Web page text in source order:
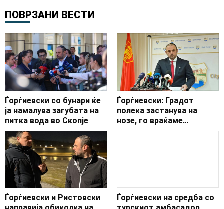
ПОВРЗАНИ ВЕСТИ
Ѓорѓиевски со бунари ќе
ја намалува загубата на
питка вода во Скопје
Ѓорѓиевски: Градот
полека застанува на
нозе, го враќаме
достоинството на
Ѓорѓиевски и Ристовски
Ѓорѓиевски на средба со